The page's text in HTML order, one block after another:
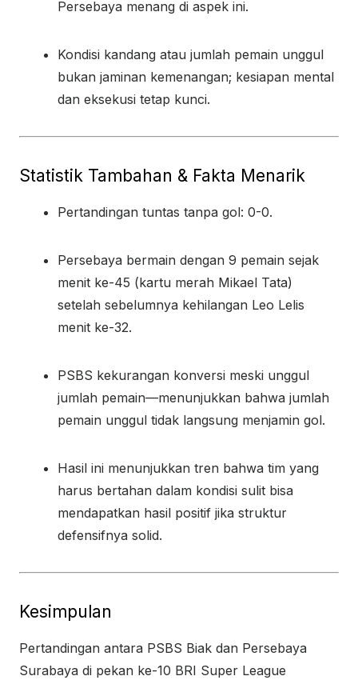
Persebaya menang di aspek ini.
Kondisi kandang atau jumlah pemain unggul
bukan jaminan kemenangan; kesiapan mental
dan eksekusi tetap kunci.
Statistik Tambahan & Fakta Menarik
Pertandingan tuntas tanpa gol: 0-0.
Persebaya bermain dengan 9 pemain sejak
menit ke-45 (kartu merah Mikael Tata)
setelah sebelumnya kehilangan Leo Lelis
menit ke-32.
PSBS kekurangan konversi meski unggul
jumlah pemain—menunjukkan bahwa jumlah
pemain unggul tidak langsung menjamin gol.
Hasil ini menunjukkan tren bahwa tim yang
harus bertahan dalam kondisi sulit bisa
mendapatkan hasil positif jika struktur
defensifnya solid.
Kesimpulan
Pertandingan antara PSBS Biak dan Persebaya
Surabaya di pekan ke-10 BRI Super League